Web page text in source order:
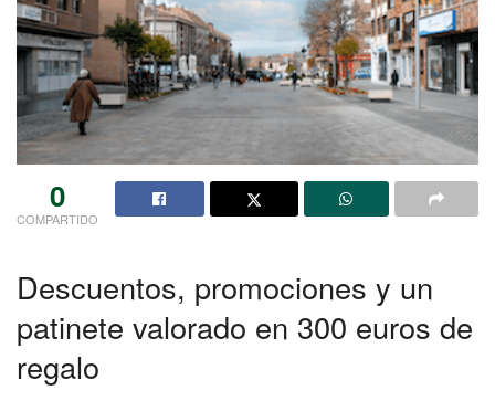
0
COMPARTIDO
Descuentos, promociones y un
patinete valorado en 300 euros de
regalo